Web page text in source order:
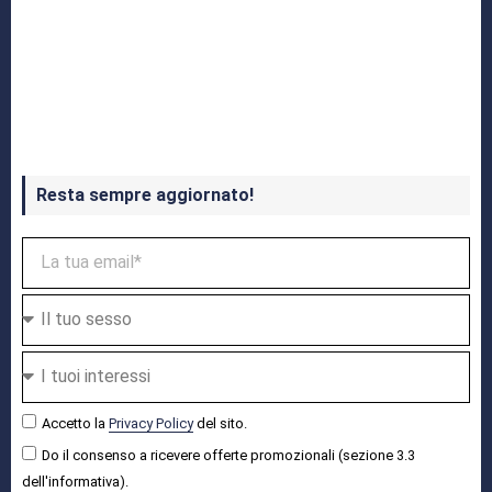
Resta sempre aggiornato!
Accetto la Privacy Policydel sito.
Do il consenso a ricevere offerte promozionali (sezione 3.3
dell'informativa).